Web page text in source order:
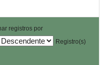
registros por
Registro(s)